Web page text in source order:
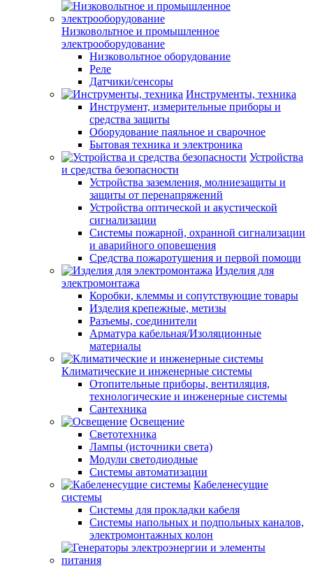
Низковольтное и промышленное
электрооборудование
Низковольтное оборудование
Реле
Датчики/сенсоры
Инструменты, техника
Инструмент, измерительные приборы и
средства защиты
Оборудование паяльное и сварочное
Бытовая техника и электроника
Устройства
и средства безопасности
Устройства заземления, молниезащиты и
защиты от перенапряжений
Устройства оптической и акустической
сигнализации
Системы пожарной, охранной сигнализации
и аварийного оповещения
Средства пожаротушения и первой помощи
Изделия для
электромонтажа
Коробки, клеммы и сопутствующие товары
Изделия крепежные, метизы
Разъемы, соединители
Арматура кабельная/Изоляционные
материалы
Климатические и инженерные системы
Отопительные приборы, вентиляция,
технологические и инженерные системы
Сантехника
Освещение
Светотехника
Лампы (источники света)
Модули светодиодные
Системы автоматизации
Кабеленесущие
системы
Системы для прокладки кабеля
Системы напольных и подпольных каналов,
электромонтажных колон